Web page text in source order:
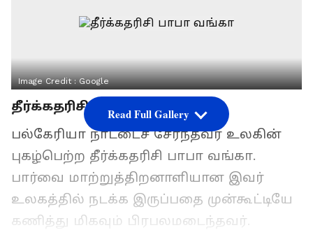
Image Credit :Google
தீர்க்கதரிசி பாபா வங்கா
பல்கேரியா நாட்டைச் சேர்ந்தவர் உலகின்
புகழ்பெற்ற தீர்க்கதரிசி பாபா வங்கா.
பார்வை மாற்றுத்திறனாளியான இவர்
உலகத்தில் நடக்க இருப்பதை முன்கூட்டியே
கணித்து மிகவும் பிரபலமடைந்தவர்.
Read Full Gallery